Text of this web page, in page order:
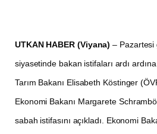
UTKAN HABER (Viyana) – Pazartesi
siyasetinde bakan istifaları ardı
Tarım Bakanı Elisabeth Köstinger
Ekonomi Bakanı Margarete
sabah istifasını açıkladı. Ekonomi